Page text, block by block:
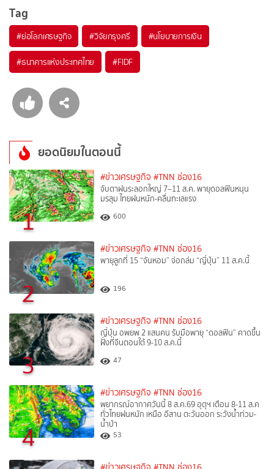
Tag
#ย่อโลกเศรษฐกิจ #วิจัยกรุงศรี #นโยบายการเงิน
#ธนาคารแห่งประเทศไทย #FIDF
ยอดนิยมในตอนนี้
1
#ข่าวเศรษฐกิจ #TNN ช่อง16
จับตาฝนระลอกใหญ่ 7–11 ส.ค. พายุดอลฟินหนุน
มรสุม ไทยฝนหนัก-คลื่นทะเลแรง
600
2
#ข่าวเศรษฐกิจ #TNN ช่อง16
พายุลูกที่ 15 “จันหอม” จ่อถล่ม “ญี่ปุ่น” 11 ส.ค.นี้
196
3
#ข่าวเศรษฐกิจ #TNN ช่อง16
ญี่ปุ่น อพยพ 2 แสนคน รับมือพายุ “ดอลฟิน” คาดขึ้น
ฝั่งที่จีนตอนใต้ 9-10 ส.ค.นี้
47
4
#ข่าวเศรษฐกิจ #TNN ช่อง16
พยากรณ์อากาศวันนี้ 8 ส.ค.69 อุตุฯ เตือน 8-11 ส.ค
ทั่วไทยฝนหนัก เหนือ อีสาน ตะวันออก ระวังน้ำท่วม-
น้ำป่า
53